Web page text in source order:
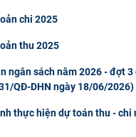
chi 2025
thu 2025
ngân sách năm 2026 - đợt
QĐ-DHN ngày 18/06/2026)
thực hiện dự toán thu - chi